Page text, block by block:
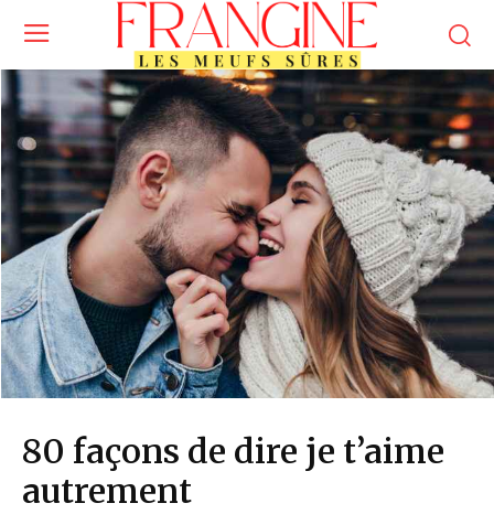
80 façons de dire je t’aime
autrement